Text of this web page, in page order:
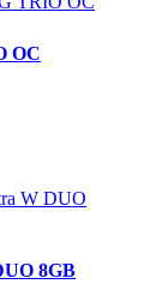
OC
8GB